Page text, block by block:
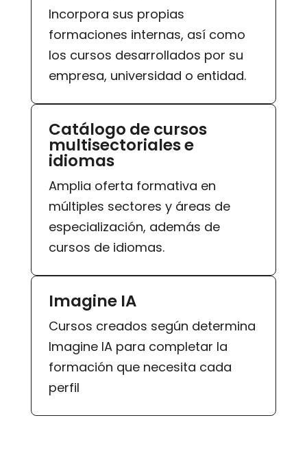
Incorpora sus propias
formaciones internas, así como
los cursos desarrollados por su
empresa, universidad o entidad.
Catálogo de cursos
multisectoriales e
idiomas
Amplia oferta formativa en
múltiples sectores y áreas de
especialización, además de
cursos de idiomas.
Imagine IA
Cursos creados según determina
Imagine IA para completar la
formación que necesita cada
perfil